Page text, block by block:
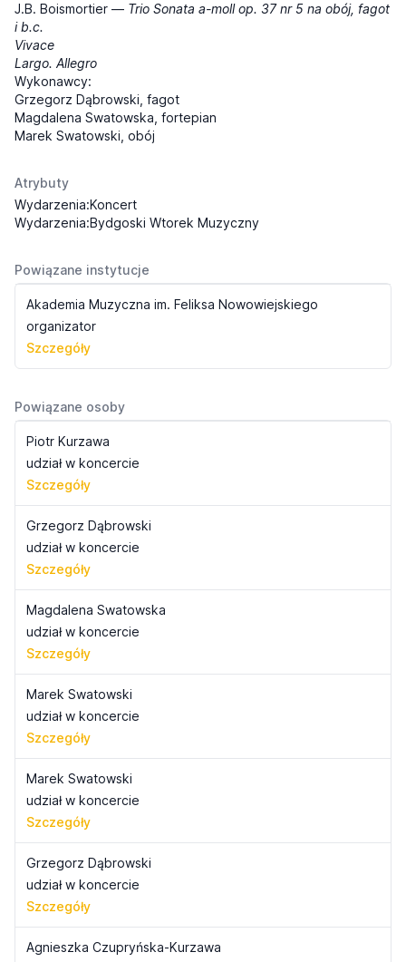
J.B. Boismortier — Trio Sonata a-moll op. 37 nr 5 na obój, fagot
i b.c.
Vivace
Largo. Allegro
Wykonawcy:
Grzegorz Dąbrowski, fagot
Magdalena Swatowska, fortepian
Marek Swatowski, obój
Atrybuty
Wydarzenia:Koncert
Wydarzenia:Bydgoski Wtorek Muzyczny
Powiązane instytucje
Akademia Muzyczna im. Feliksa Nowowiejskiego
organizator
Szczegóły
Powiązane osoby
Piotr Kurzawa
udział w koncercie
Szczegóły
Grzegorz Dąbrowski
udział w koncercie
Szczegóły
Magdalena Swatowska
udział w koncercie
Szczegóły
Marek Swatowski
udział w koncercie
Szczegóły
Marek Swatowski
udział w koncercie
Szczegóły
Grzegorz Dąbrowski
udział w koncercie
Szczegóły
Agnieszka Czupryńska-Kurzawa